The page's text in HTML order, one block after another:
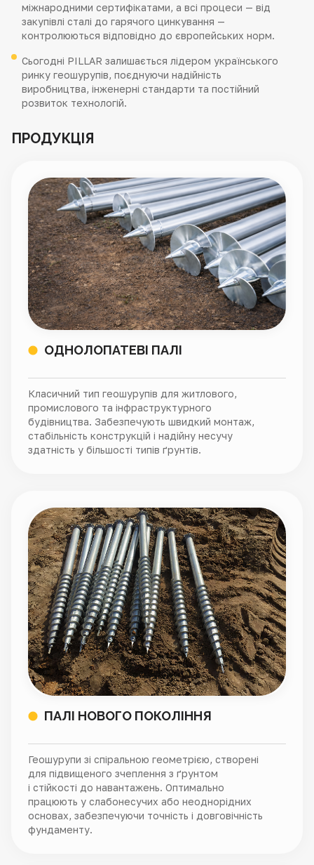
міжнародними сертифікатами, а всі процеси — від
закупівлі сталі до гарячого цинкування —
контролюються відповідно до європейських норм.
Сьогодні PILLAR залишається лідером українського
ринку геошурупів, поєднуючи надійність
виробництва, інженерні стандарти та постійний
розвиток технологій.
ПРОДУКЦІЯ
ОДНОЛОПАТЕВІ ПАЛІ
Класичний тип геошурупів для житлового,
промислового та інфраструктурного
будівництва. Забезпечують швидкий монтаж,
стабільність конструкцій і надійну несучу
здатність у більшості типів ґрунтів.
ПАЛІ НОВОГО ПОКОЛІННЯ
Геошурупи зі спіральною геометрією, створені
для підвищеного зчеплення з ґрунтом
і стійкості до навантажень. Оптимально
працюють у слабонесучих або неоднорідних
основах, забезпечуючи точність і довговічність
фундаменту.